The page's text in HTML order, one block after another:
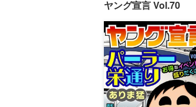
ヤング宣言 Vol.70